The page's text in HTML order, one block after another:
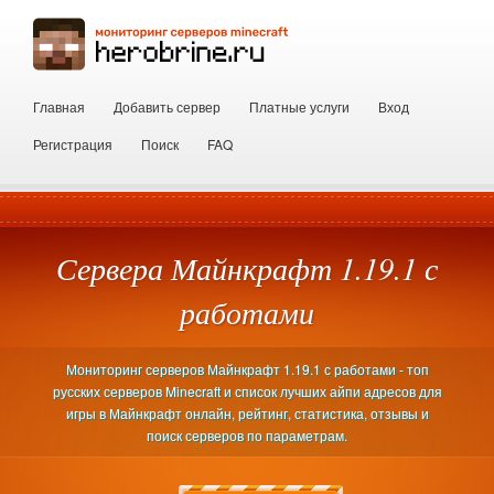
Главная Добавить сервер Платные услуги
Вход
Регистрация
Поиск FAQ
Сервера Майнкрафт 1.19.1 с
работами
Мониторинг серверов Майнкрафт 1.19.1 с работами - топ
русских серверов Minecraft и список лучших айпи адресов для
игры в Майнкрафт онлайн, рейтинг, статистика, отзывы и
поиск серверов по параметрам.